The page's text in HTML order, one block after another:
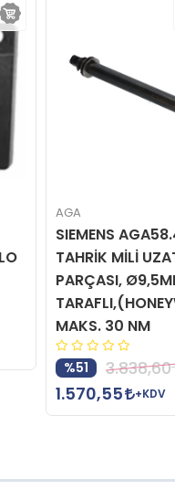
AGA
SIEMENS
TAHRİK MİLİ
PARÇASI,
MAKS. 30 NM
%51
3.838,60
1.570,55
+KDV